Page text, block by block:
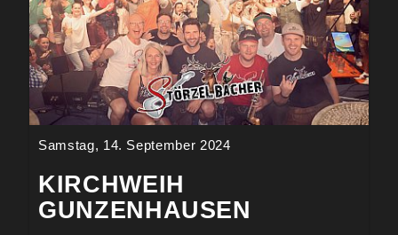
Samstag, 14. September 2024
KIRCHWEIH
GUNZENHAUSEN